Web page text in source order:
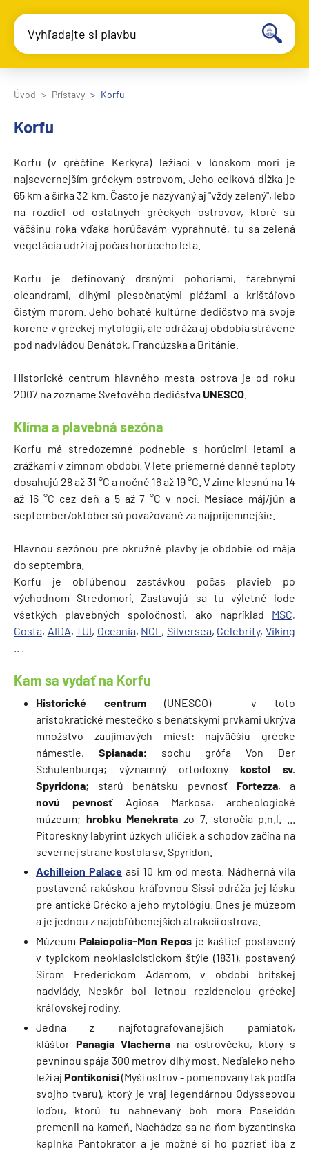
Vyhľadajte si plavbu
Úvod Prístavy Korfu
Korfu
Korfu (v gréčtine Kerkyra) ležiaci v Iónskom mori je
najsevernejším gréckym ostrovom. Jeho celková dĺžka je
65 km a šírka 32 km. Často je nazývaný aj "vždy zelený", lebo
na rozdiel od ostatných gréckych ostrovov, ktoré sú
väčšinu roka vďaka horúčavám vyprahnuté, tu sa zelená
vegetácia udrží aj počas horúceho leta.
Korfu je definovaný drsnými pohoriami, farebnými
oleandrami, dlhými piesočnatými plážami a krištáľovo
čistým morom. Jeho bohaté kultúrne dedičstvo má svoje
korene v gréckej mytológii, ale odráža aj obdobia strávené
pod nadvládou Benátok, Francúzska a Británie.
Historické centrum hlavného mesta ostrova je od roku
2007 na zozname Svetového dedičstva UNESCO
Klíma a plavebná sezóna
Korfu má stredozemné podnebie s horúcimi letami a
zrážkami v zimnom období. V lete priemerné denné teploty
dosahujú 28 až 31 °C a nočné 16 až 19 °C. V zime klesnú na 14
až 16 °C cez deň a 5 až 7 °C v noci. Mesiace máj/jún a
september/október sú považované za najpríjemnejšie.
Hlavnou sezónou pre okružné plavby je obdobie od mája
do septembra.
Korfu je obľúbenou zastávkou počas plavieb po
východnom Stredomorí. Zastavujú sa tu výletné lode
všetkých plavebných spoločností, ako napríklad MSC,
Costa, AIDA,TUI, Oceania, NCL , Silversea, Celebrity,Viking
Kam sa vydať na Korfu
Historické centrum (UNESCO) - v toto
aristokratické mestečko s benátskymi prvkami ukrýva
množstvo zaujímavých miest: najväčšiu grécke
námestie, Spianada; sochu grófa Von Der
Schulenburga; významný ortodoxnýkostol sv.
Spyridona; starú benátsku pevnosť Fortezza, a
novú pevnosťAgiosa Markosa, archeologické
múzeum; hrobku Menekrata zo 7. storočia p.n.l. ...
Pitoreskný labyrint úzkych uličiek a schodov začína na
severnej strane kostola sv. Spyrídon.
Achilleion Palace asi 10 km od mesta. Nádherná vila
postavená rakúskou kráľovnou Sissi odráža jej lásku
pre antické Grécko a jeho mytológiu. Dnes je múzeom
a je jednou z najobľúbenejších atrakcií ostrova.
Múzeum Palaiopolis-Mon Repos je kaštieľ postavený
v typickom neoklasicistickom štýle (1831), postavený
Sirom Frederickom Adamom, v období britskej
nadvlády. Neskôr bol letnou rezidenciou gréckej
kráľovskej rodiny.
Jedna z najfotografovanejších pamiatok,
kláštor Panagia Vlacherna na ostrovčeku, ktorý s
pevninou spája 300 metrov dlhý most. Neďaleko neho
leží aj Pontikonisi(Myší ostrov - pomenovaný tak podľa
svojho tvaru), ktorý je vraj legendárnou Odysseovou
loďou, ktorú tu nahnevaný boh mora Poseidón
premenil na kameň. Nachádza sa na ňom byzantínska
kaplnka Pantokrator a je možné si ho pozrieť iba z